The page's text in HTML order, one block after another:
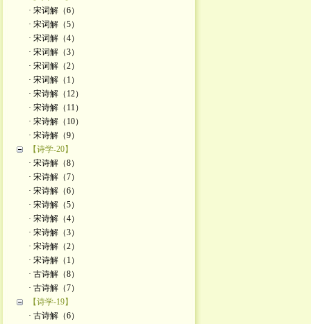
· 宋词解（6）
· 宋词解（5）
· 宋词解（4）
· 宋词解（3）
· 宋词解（2）
· 宋词解（1）
· 宋诗解（12）
· 宋诗解（11）
· 宋诗解（10）
· 宋诗解（9）
【诗学-20】
· 宋诗解（8）
· 宋诗解（7）
· 宋诗解（6）
· 宋诗解（5）
· 宋诗解（4）
· 宋诗解（3）
· 宋诗解（2）
· 宋诗解（1）
· 古诗解（8）
· 古诗解（7）
【诗学-19】
· 古诗解（6）